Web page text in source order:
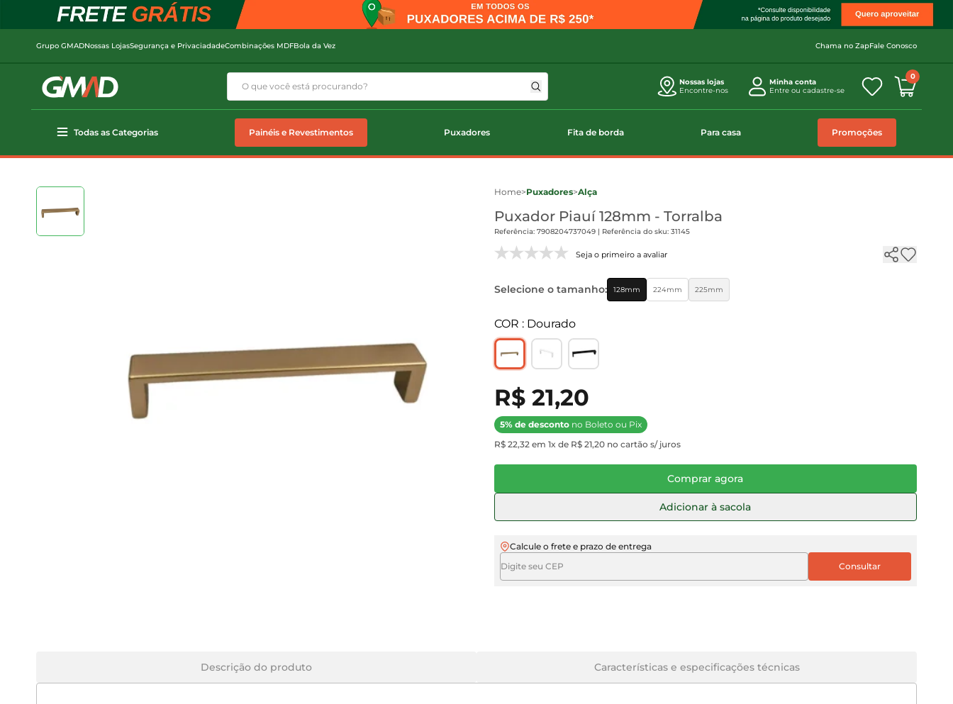
Grupo GMADNossas LojasSegurança e PrivaciadadeCombinações MDFBola da Vez Chama no ZapFale Conosco
Nossas lojas
Encontre-nos
Minha conta
Entre ou cadastre-se
0
Todas as Categorias Painéis e Revestimentos Puxadores Fita de borda Para casa Promoções
Home>Puxadores>Alça
Puxador Piauí 128mm - Torralba
Referência: 7908204737049 | Referência do sku: 31145
Seja o primeiro a avaliar
Selecione o tamanho: 128mm 224mm 225mm
COR : Dourado
R$ 21,20
5% de descontono Boleto ou Pix
R$ 22,32 em 1x de R$ 21,20 no cartão s/ juros
Comprar agora
Adicionar à sacola
Calcule o frete e prazo de entrega
Descrição do produto Características e especificações técnicas